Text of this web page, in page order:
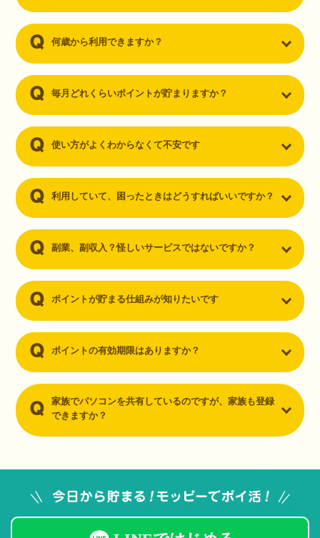
何歳から利用できますか？
毎月どれくらいポイントが貯まりますか？
使い方がよくわからなくて不安です
利用していて、困ったときはどうすればいいですか？
副業、副収入？怪しいサービスではないですか？
ポイントが貯まる仕組みが知りたいです
ポイントの有効期限はありますか？
家族でパソコンを共有しているのですが、家族も登録
できますか？